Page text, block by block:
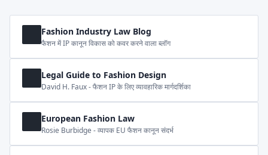
Fashion Industry Law Blog
फैशन में IP कानून विकास को कवर करने वाला ब्लॉग
Legal Guide to Fashion Design
David H. Faux - फैशन IP के लिए व्यावहारिक मार्गदर्शिका
European Fashion Law
Rosie Burbidge - व्यापक EU फैशन कानून संदर्भ